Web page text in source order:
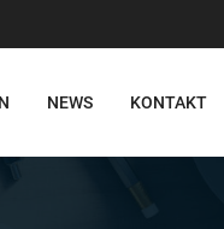
NEWS KONTAKT